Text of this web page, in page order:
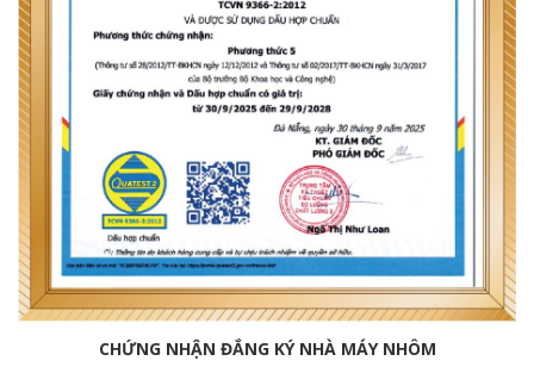
CHỨNG NHẬN ĐẮNG KÝ NHÀ MÁY NHÔM